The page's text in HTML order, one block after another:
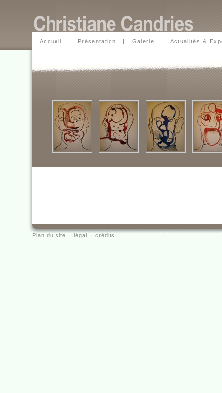
Accueil | Présentation | Galerie | Actualités &
Plan du site légal crédits